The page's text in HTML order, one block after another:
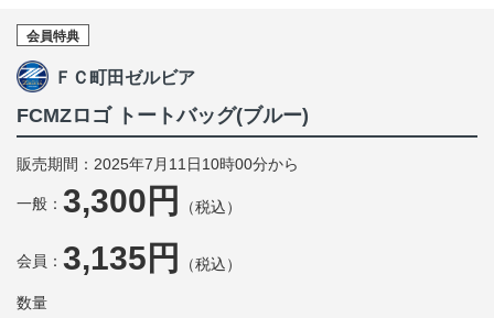
会員特典
ＦＣ町田ゼルビア
FCMZロゴ トートバッグ(ブルー)
販売期間：2025年7月11日10時00分から
一般： 3,300円 （税込）
会員： 3,135円 （税込）
数量